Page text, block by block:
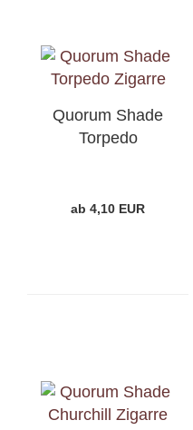
Quorum Shade
Torpedo
ab 4,10 EUR